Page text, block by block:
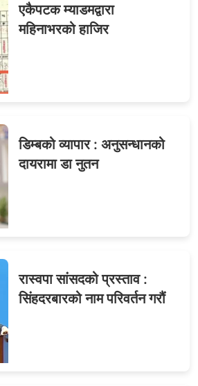
अत्याचार :
गम्भीर
एकैपटक म्याडमद्वारा
महिनाभरको हाजिर
डिम्बको व्यापार : अनुसन्धानको
दायरामा डा नुतन
रास्वपा सांसदको प्रस्ताव :
सिंहदरबारको नाम परिवर्तन गरौं